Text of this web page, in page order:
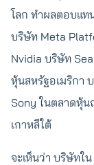
โลก ทำผลตอบแท
บริษัท Meta
Nvidia บริษัท
หุ้นสหรัฐอเมริกา
Sony ในตลาดหุ้
เกาหลีใต้
จะเห็นว่า บริษัทใ